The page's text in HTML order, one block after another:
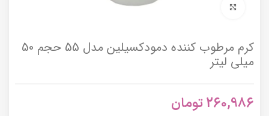
برای بزرگنمایی کلیک کنید
کرم مرطوب کننده دمودکسیلین مدل 55 حجم 50
میلی لیتر
260,986تومان